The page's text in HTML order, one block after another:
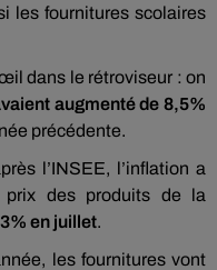
les fournitures scolaires
dans le rétroviseur : on
augmenté de 8,5%
précédente.
l’INSEE, l’inflation a
des produits de la
en juillet.
les fournitures vont